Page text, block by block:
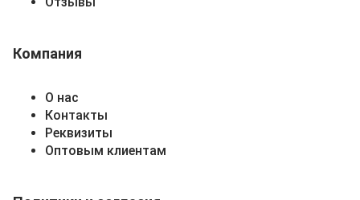
Компания
О нас
Контакты
Реквизиты
Оптовым клиентам